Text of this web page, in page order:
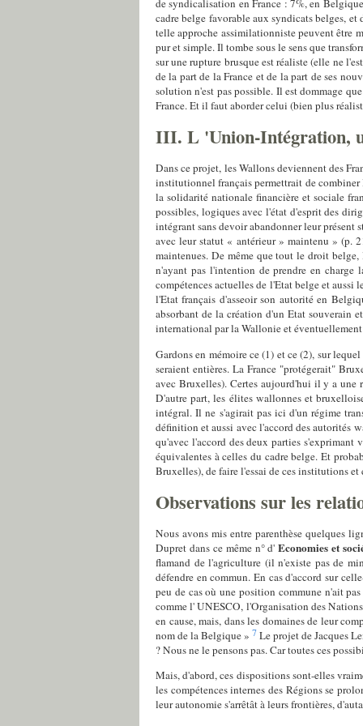
de syndicalisation en France : 7%, en
cadre belge favorable aux syndicats belges,
telle approche assimilationniste peuvent être
pur et simple. Il tombe sous le sens que
sur une rupture brusque est réaliste (elle ne
de la part de la France et de la part de ses
solution n'est pas possible. Il est dommage
France. Et il faut aborder celui (bien plus
III. L 'Union-Intégration,
Dans ce projet, les Wallons deviennent des
institutionnel français permettrait de
la solidarité nationale financière et sociale
possibles, logiques avec l'état d'esprit des
intégrant sans devoir abandonner leur
avec leur statut « antérieur » maintenu » (p.
maintenues. De même que tout le droit
n'ayant pas l'intention de prendre en charge
compétences actuelles de l'Etat belge et
l'Etat français d'asseoir son autorité en
absorbant de la création d'un Etat souverain
international par la Wallonie et
Gardons en mémoire ce (1) et ce (2), sur
seraient entières. La France "protégerait"
avec Bruxelles). Certes aujourd'hui il y a une
D'autre part, les élites wallonnes et
intégral. Il ne s'agirait pas ici d'un régime
définition et aussi avec l'accord des autorités
qu'avec l'accord des deux parties
équivalentes à celles du cadre belge. Et
Bruxelles), de faire l'essai de ces institutions
Observations sur les
Nous avons mis entre parenthèse quelques
Dupret dans ce même n° d'Economies et
flamand de l'agriculture (il n'existe pas de
défendre en commun. En cas d'accord sur
peu de cas où une position commune n'ait
comme l' UNESCO, l'Organisation des
en cause, mais, dans les domaines de leur
nom de la Belgique »7Le projet de Jacques
? Nous ne le pensons pas. Car toutes ces
Mais, d'abord, ces dispositions sont-elles
les compétences internes des Régions se
leur autonomie s'arrêtât à leurs frontières,